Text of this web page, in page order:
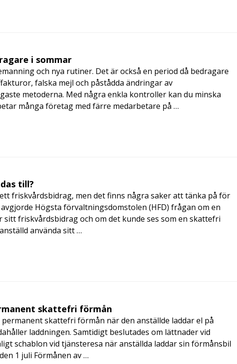
i sommar
och nya rutiner. Det är också en period då bedragare
falska mejl och påstådda ändringar av
metoderna. Med några enkla kontroller kan du minska
många företag med färre medarbetare på …
till?
friskvårdsbidrag, men det finns några saker att tänka på för
Högsta förvaltningsdomstolen (HFD) frågan om en
friskvårdsbidrag och om det kunde ses som en skattefri
använda sitt …
skattefri förmån
skattefri förmån när den anställde laddar el på
laddningen. Samtidigt beslutades om lättnader vid
schablon vid tjänsteresa när anställda laddar sin förmånsbil
1 juli Förmånen av …